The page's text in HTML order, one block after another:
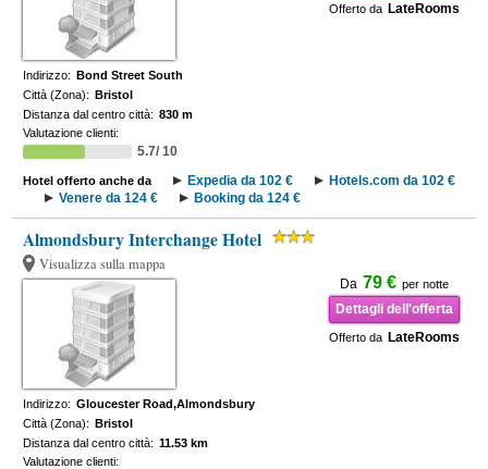
Offerto da LateRooms
Indirizzo: Bond Street South
Città (Zona): Bristol
Distanza dal centro città: 830 m
Valutazione clienti:
5.7/ 10
Hotel offerto anche da Expedia da 102 €
Hotels.com da 102 €
Venere da 124 €
Booking da 124 €
Almondsbury Interchange Hotel
Visualizza sulla mappa
Da 79 € per notte
Dettagli dell'offerta
Offerto da LateRooms
Indirizzo: Gloucester Road,Almondsbury
Città (Zona): Bristol
Distanza dal centro città: 11.53 km
Valutazione clienti: